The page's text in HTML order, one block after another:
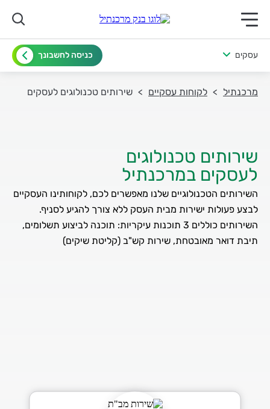
תפריט ראשי לנייד
עסקים כניסה לחשבונך
מרכנתיל לקוחות עסקיים שירותים טכנולוגים לעסקים
לעסקים במרכנתיל
השירותים הטכנולוגיים שלנו מאפשרים לכם, לקוחותינו העסקיים
השירותים כוללים 3 תוכנות עיקריות: תוכנה לביצוע תשלומים,
תיבת דואר מאובטחת, שירות קש"ב (קליטת שיקים)